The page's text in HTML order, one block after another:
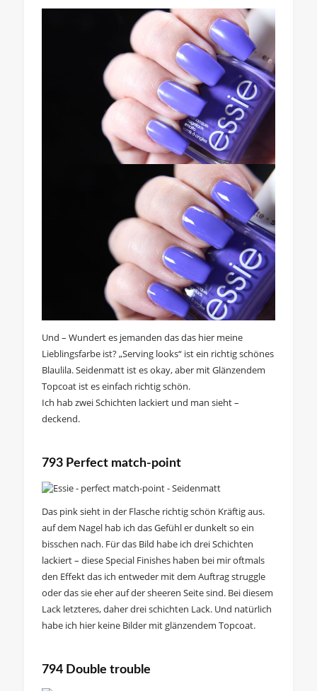
Und – Wundert es jemanden das das hier meine
Lieblingsfarbe ist? „Serving looks“ ist ein richtig schönes
Blaulila. Seidenmatt ist es okay, aber mit Glänzendem
Topcoat ist es einfach richtig schön.
Ich hab zwei Schichten lackiert und man sieht –
deckend.
793 Perfect match-point
Das pink sieht in der Flasche richtig schön Kräftig aus.
auf dem Nagel hab ich das Gefühl er dunkelt so ein
bisschen nach. Für das Bild habe ich drei Schichten
lackiert – diese Special Finishes haben bei mir oftmals
den Effekt das ich entweder mit dem Auftrag struggle
oder das sie eher auf der sheeren Seite sind. Bei diesem
Lack letzteres, daher drei schichten Lack. Und natürlich
habe ich hier keine Bilder mit glänzendem Topcoat.
794 Double trouble